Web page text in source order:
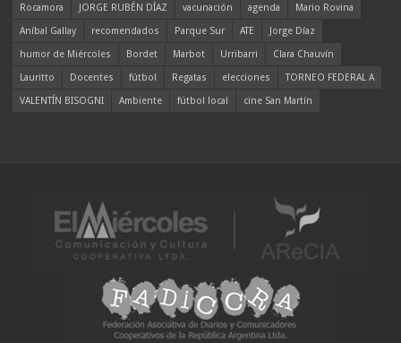
Rocamora
JORGE RUBÉN DÍAZ vacunación agenda
Mario Rovina
Aníbal Gallay
recomendados Parque Sur ATE
Jorge Díaz
humor de Miércoles
Bordet Marbot Urribarri
Clara Chauvín
Lauritto
Docentes fútbol Regatas elecciones
TORNEO FEDERAL A
VALENTÍN BISOGNI
Ambiente fútbol local cine San Martín